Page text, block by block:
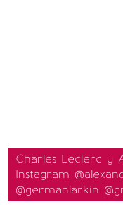
Charles Leclerc y
Instagram
@germanlarkin